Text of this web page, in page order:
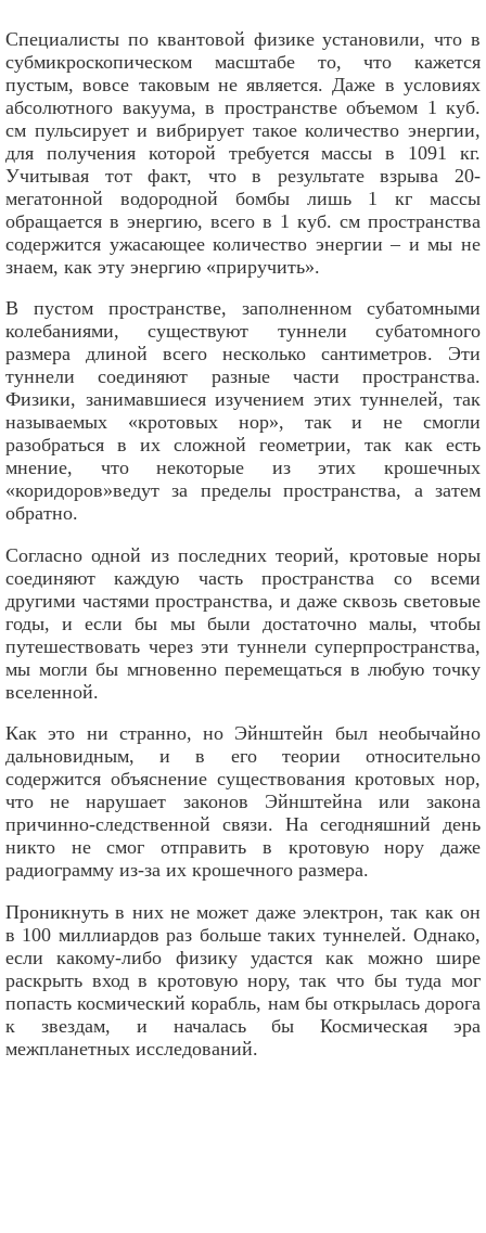
Специалисты по квантовой физике установили, что в
субмикроскопическом масштабе то, что кажется
пустым, вовсе таковым не является. Даже в условиях
абсолютного вакуума, в пространстве объемом 1 куб.
см пульсирует и вибрирует такое количество энергии,
для получения которой требуется массы в 1091 кг.
Учитывая тот факт, что в результате взрыва 20-
мегатонной водородной бомбы лишь 1 кг массы
обращается в энергию, всего в 1 куб. см пространства
содержится ужасающее количество энергии – и мы не
знаем, как эту энергию «приручить».
В пустом пространстве, заполненном субатомными
колебаниями, существуют туннели субатомного
размера длиной всего несколько сантиметров. Эти
туннели соединяют разные части пространства.
Физики, занимавшиеся изучением этих туннелей, так
называемых «кротовых нор», так и не смогли
разобраться в их сложной геометрии, так как есть
мнение, что некоторые из этих крошечных
«коридоров»ведут за пределы пространства, а затем
обратно.
Согласно одной из последних теорий, кротовые норы
соединяют каждую часть пространства со всеми
другими частями пространства, и даже сквозь световые
годы, и если бы мы были достаточно малы, чтобы
путешествовать через эти туннели суперпространства,
мы могли бы мгновенно перемещаться в любую точку
вселенной.
Как это ни странно, но Эйнштейн был необычайно
дальновидным, и в его теории относительно
содержится объяснение существования кротовых нор,
что не нарушает законов Эйнштейна или закона
причинно-следственной связи. На сегодняшний день
никто не смог отправить в кротовую нору даже
радиограмму из-за их крошечного размера.
Проникнуть в них не может даже электрон, так как он
в 100 миллиардов раз больше таких туннелей. Однако,
если какому-либо физику удастся как можно шире
раскрыть вход в кротовую нору, так что бы туда мог
попасть космический корабль, нам бы открылась дорога
к звездам, и началась бы Космическая эра
межпланетных исследований.